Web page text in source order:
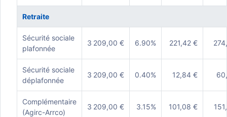
Retraite
Sécurité sociale
plafonnée
3 209,00 € 6.90% 221,42 €
Sécurité sociale
déplafonnée
3 209,00 € 0.40% 12,84 €
Complémentaire
(Agirc-Arrco)
3 209,00 € 3.15% 101,08 €